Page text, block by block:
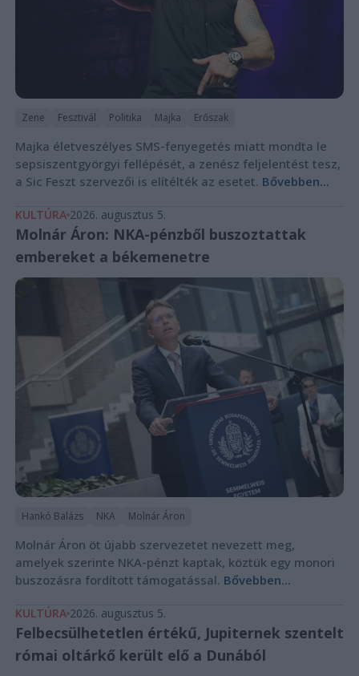
Zene Fesztivál Politika Majka Erőszak
Majka életveszélyes SMS-fenyegetés miatt mondta le
sepsiszentgyörgyi fellépését, a zenész feljelentést tesz,
a Sic Feszt szervezői is elítélték az esetet. Bővebben...
KULTÚRA 2026. augusztus 5.
Molnár Áron: NKA-pénzből buszoztattak
embereket a békemenetre
Hankó Balázs NKA Molnár Áron
Molnár Áron öt újabb szervezetet nevezett meg,
amelyek szerinte NKA-pénzt kaptak, köztük egy monori
buszozásra fordított támogatással. Bővebben...
KULTÚRA 2026. augusztus 5.
Felbecsülhetetlen értékű, Jupiternek szentelt
római oltárkő került elő a Dunából